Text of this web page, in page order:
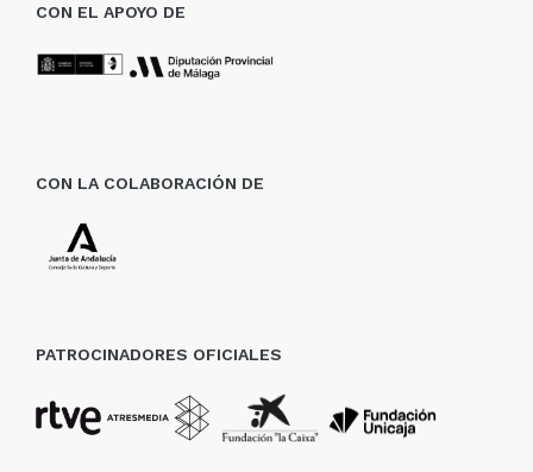
CON EL APOYO DE
CON LA COLABORACIÓN DE
PATROCINADORES OFICIALES